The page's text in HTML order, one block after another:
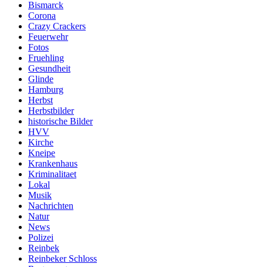
Bismarck
Corona
Crazy Crackers
Feuerwehr
Fotos
Fruehling
Gesundheit
Glinde
Hamburg
Herbst
Herbstbilder
historische Bilder
HVV
Kirche
Kneipe
Krankenhaus
Kriminalitaet
Lokal
Musik
Nachrichten
Natur
News
Polizei
Reinbek
Reinbeker Schloss